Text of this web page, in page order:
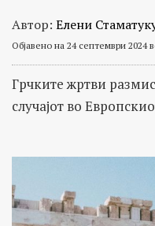
Автор: Елени
Објавено на 24 септември 2024
Грчките жртви
случајот во